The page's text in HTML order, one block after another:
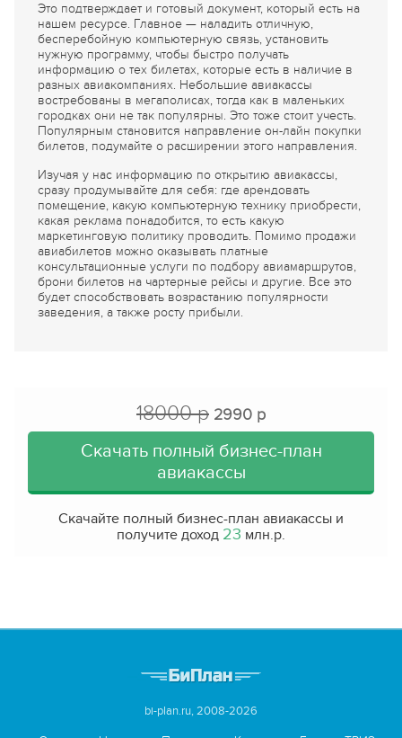
Это подтверждает и готовый документ, который есть на
нашем ресурсе. Главное — наладить отличную,
бесперебойную компьютерную связь, установить
нужную программу, чтобы быстро получать
информацию о тех билетах, которые есть в наличие в
разных авиакомпаниях. Небольшие авиакассы
востребованы в мегаполисах, тогда как в маленьких
городках они не так популярны. Это тоже стоит учесть.
Популярным становится направление он-лайн покупки
билетов, подумайте о расширении этого направления.
Изучая у нас информацию по открытию авиакассы,
сразу продумывайте для себя: где арендовать
помещение, какую компьютерную технику приобрести,
какая реклама понадобится, то есть какую
маркетинговую политику проводить. Помимо продажи
авиабилетов можно оказывать платные
консультационные услуги по подбору авиамаршрутов,
брони билетов на чартерные рейсы и другие. Все это
будет способствовать возрастанию популярности
заведения, а также росту прибыли.
18000 р 2990 р
Скачать полный бизнес-план
авиакассы
Скачайте полный бизнес-план авиакассы и
получите доход 23 млн.р.
bi-plan.ru, 2008-2026